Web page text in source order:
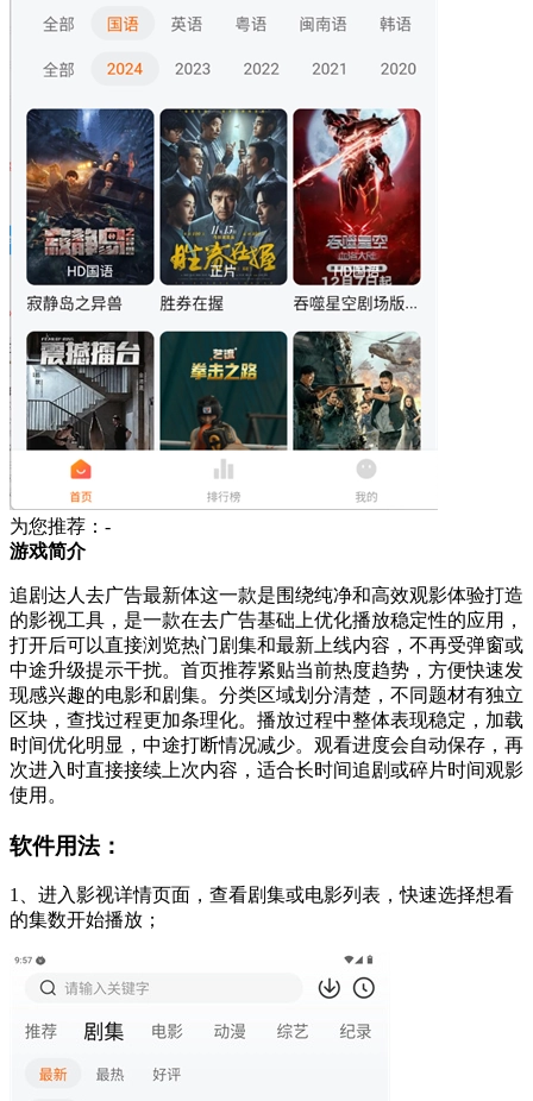
为您推荐：-
游戏简介
追剧达人去广告最新体这一款是围绕纯净和高效观影体验打造
的影视工具，是一款在去广告基础上优化播放稳定性的应用，
打开后可以直接浏览热门剧集和最新上线内容，不再受弹窗或
中途升级提示干扰。首页推荐紧贴当前热度趋势，方便快速发
现感兴趣的电影和剧集。分类区域划分清楚，不同题材有独立
区块，查找过程更加条理化。播放过程中整体表现稳定，加载
时间优化明显，中途打断情况减少。观看进度会自动保存，再
次进入时直接接续上次内容，适合长时间追剧或碎片时间观影
使用。
软件用法：
1、进入影视详情页面，查看剧集或电影列表，快速选择想看
的集数开始播放；